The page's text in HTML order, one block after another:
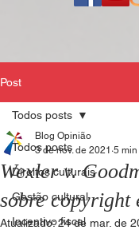
Post
Todos posts
Direitos culturais
Gestão cultural
Incentivo fiscal
Todos posts
Wexler v.
sobre copyright
Blog Opinião
3 de nov. de 2021 5
Atualizado:24 de mar. de